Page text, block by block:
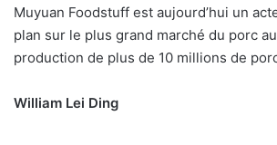
Muyuan Foodstuff est aujourd’hui un
plan sur le plus grand marché du porc
production de plus de 10 millions de
William Lei Ding